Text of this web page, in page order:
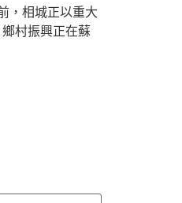
，相城正以重大
村振興正在蘇